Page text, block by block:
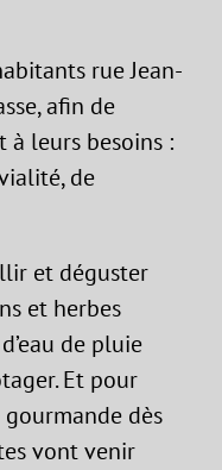
rue Jean-
afin de
leurs besoins :
de
et déguster
et herbes
de pluie
Et pour
dès
vont venir